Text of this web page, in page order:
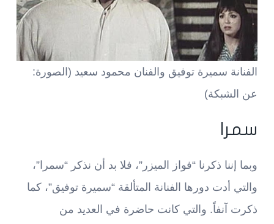
الفنانة سميرة توفيق والفنان محمود سعيد (الصورة:
عن الشبكة)
سمرا
وبما إننا ذكرنا “فواز الميزر”، فلا بد أن نذكر “سمرا”،
والتي أدت دورها الفنانة المتألقة “سميرة توفيق”، كما
ذكرت آنفاً. والتي كانت حاضرة في العديد من